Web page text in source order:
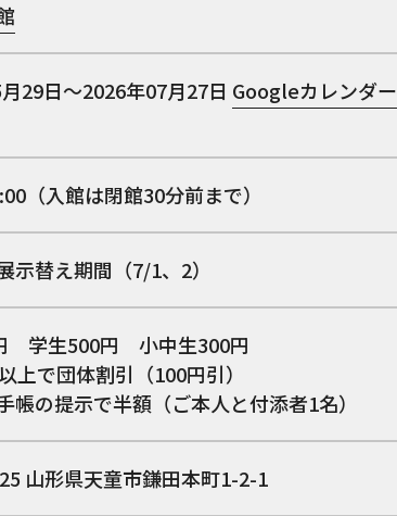
29日～2026年07月27日 Googleカレンダー
（入館は閉館30分前まで）
示替え期間（7/1、2）
学生500円 小中生300円
上で団体割引（100円引）
帳の提示で半額（ご本人と付添者1名）
山形県天童市鎌田本町1-2-1